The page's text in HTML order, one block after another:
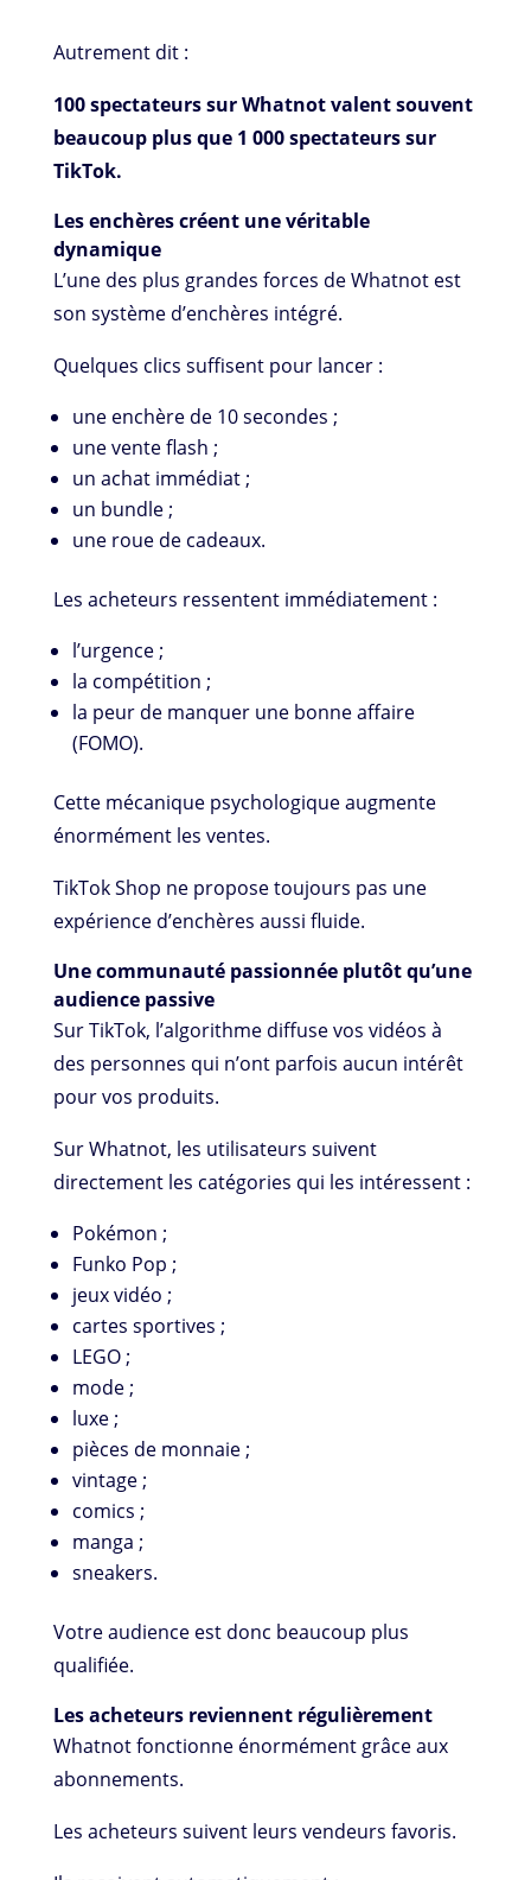
Autrement dit :
100 spectateurs sur Whatnot valent souvent
beaucoup plus que 1 000 spectateurs sur
TikTok.
Les enchères créent une véritable
dynamique
L’une des plus grandes forces de Whatnot est
son système d’enchères intégré.
Quelques clics suffisent pour lancer :
une enchère de 10 secondes ;
une vente flash ;
un achat immédiat ;
un bundle ;
une roue de cadeaux.
Les acheteurs ressentent immédiatement :
l’urgence ;
la compétition ;
la peur de manquer une bonne affaire
(FOMO).
Cette mécanique psychologique augmente
énormément les ventes.
TikTok Shop ne propose toujours pas une
expérience d’enchères aussi fluide.
Une communauté passionnée plutôt qu’une
audience passive
Sur TikTok, l’algorithme diffuse vos vidéos à
des personnes qui n’ont parfois aucun intérêt
pour vos produits.
Sur Whatnot, les utilisateurs suivent
directement les catégories qui les intéressent :
Pokémon ;
Funko Pop ;
jeux vidéo ;
cartes sportives ;
LEGO ;
mode ;
luxe ;
pièces de monnaie ;
vintage ;
comics ;
manga ;
sneakers.
Votre audience est donc beaucoup plus
qualifiée.
Les acheteurs reviennent régulièrement
Whatnot fonctionne énormément grâce aux
abonnements.
Les acheteurs suivent leurs vendeurs favoris.